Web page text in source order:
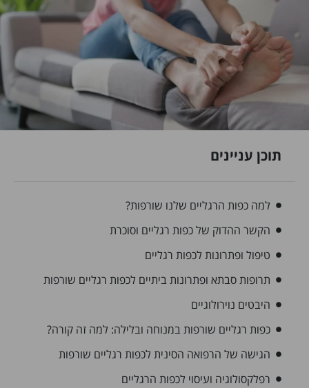
תוכן עניינים
למה כפות הרגליים שלנו שורפות?
הקשר ההדוק של כפות רגליים וסוכרת
טיפול ופתרונות לכפות רגליים
תרופות סבתא ופתרונות ביתיים לכפות רגליים שורפות
היבטים נוירולוגיים
כפות רגליים שורפות במנוחה ובלילה: למה זה קורה?
הגישה של הרפואה הסינית לכפות רגליים שורפות
רפלקסולוגיה ועיסוי לכפות הרגליים